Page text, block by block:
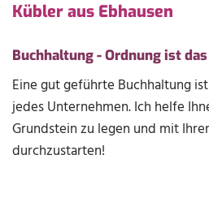
Kübler aus Ebhausen
Buchhaltung - Ordnung ist
Eine gut geführte Buchhaltung
jedes Unternehmen. Ich helfe
Grundstein zu legen und mit
durchzustarten!